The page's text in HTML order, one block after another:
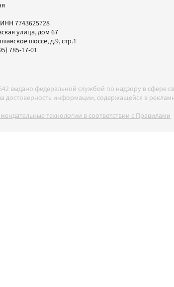
7743625728
улица, дом 67
шоссе, д.9, стр.1
785-17-01
выдано федеральной службой по надзору в
за достоверность информации, содержащейся в
технологии в соответствии с Правилами